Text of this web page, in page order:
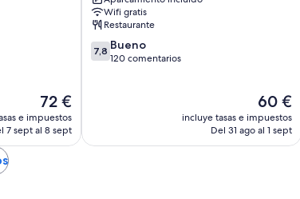
El
precio
actual
72 €
e impuestos
7 sept al 8 sept
Wifi gratis
Restaurante
7.8
sobre
7,8 Bueno
120 comentarios
El
precio
actual
60 €
incluye tasas e impuestos
Del 31 ago al 1 sept